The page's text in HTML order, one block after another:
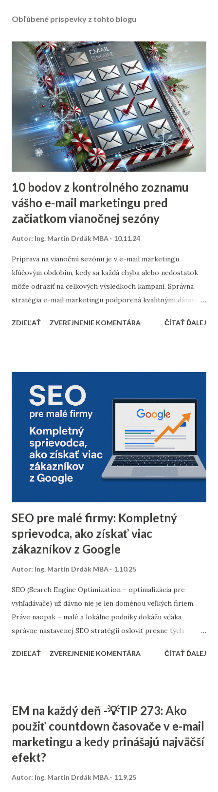
Obľúbené príspevky z tohto blogu
10 bodov z kontrolného zoznamu
vášho e-mail marketingu pred
začiatkom vianočnej sezóny
Autor: Ing. Martin Drdák MBA 10.11.24
Príprava na vianočnú sezónu je v e-mail marketingu
kľúčovým obdobím, kedy sa každá chyba alebo nedostatok
môže odraziť na celkových výsledkoch kampaní. Správna
stratégia e-mail marketingu podporená kvalitnými dátami a
priniesť nárast predajov aj vysokú spokojnosť zákazníkov.
Odfiltrovanie neaktívnych používateľov, starých alebo
neoverených e-mailov vám pomôže zvýšiť mieru
doručiteľnosti a znížiť riziko, že vaše e-maily skončia v
spam priečinku. Zamerajte sa najmä na tých príjemcov, ktorí
dlhodobo neotvárali e-maily – zvážte, či má zmysel ich
osloviť špeciálnou reaktivačnou kampaňou, alebo ich radšej
úplne odstrániť z databázy. 2. Segmentácia kontaktov podľa
minuloročnej v...
ZDIEĽAŤ ZVEREJNENIE KOMENTÁRA ČÍTAŤ ĎALEJ
SEO pre malé firmy: Kompletný
sprievodca, ako získať viac
zákazníkov z Google
Autor: Ing. Martin Drdák MBA 1.10.25
SEO (Search Engine Optimization – optimalizácia pre
vyhľadávače) už dávno nie je len doménou veľkých firiem.
Práve naopak – malé a lokálne podniky dokážu vďaka
správne nastavenej SEO stratégii osloviť presne tých
ako nastaviť SEO tak, aby fungovalo aj pri menšom
osloviť zákazníkov z celého Slovenska alebo len z vášho
mesta? Výskum kľúčových slov – zistite, čo ľudia hľadajú.
Namiesto všeobecných výrazov typu „kaviareň“ skúste
„kaviareň Bratislava Staré Mesto“ alebo „zdravé obedy
firmy vo vašom segmente. ➡️ Viac sa tejto téme venujeme v
ZDIEĽAŤ ZVEREJNENIE KOMENTÁRA ČÍTAŤ ĎALEJ
EM na každý deň -💡TIP 273: Ako
použiť countdown časovače v e-mail
marketingu a kedy prinášajú najväčší
efekt?
Autor: Ing. Martin Drdák MBA 11.9.25